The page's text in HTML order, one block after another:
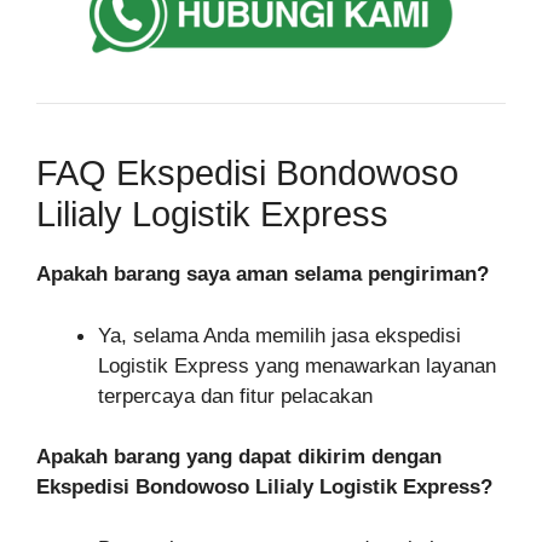
FAQ Ekspedisi Bondowoso
Lilialy Logistik Express
Apakah barang saya aman selama pengiriman?
Ya, selama Anda memilih jasa ekspedisi
Logistik Express yang menawarkan layanan
terpercaya dan fitur pelacakan
Apakah barang yang dapat dikirim dengan
Ekspedisi Bondowoso Lilialy Logistik Express?